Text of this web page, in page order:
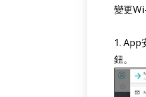
變更
1. App
鈕。